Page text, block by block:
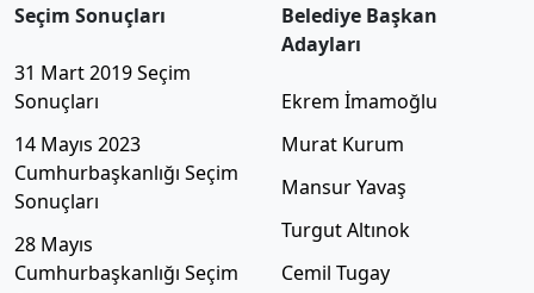
Seçim Sonuçları
31 Mart 2019 Seçim
Sonuçları
14 Mayıs 2023
Cumhurbaşkanlığı Seçim
Sonuçları
28 Mayıs
Cumhurbaşkanlığı Seçim
Belediye Başkan
Adayları
Ekrem İmamoğlu
Murat Kurum
Mansur Yavaş
Turgut Altınok
Cemil Tugay